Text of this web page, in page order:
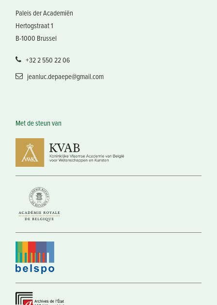
Paleis der Academiën
Hertogstraat 1
B-1000 Brussel
+32 2 550 22 06
jeanluc.depaepe@gmail.com
Met de steun van